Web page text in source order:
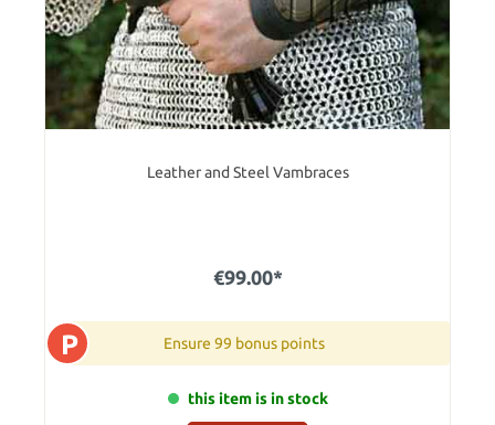
Leather and Steel Vambraces
€99.00*
P Ensure 99 bonus points
this item is in stock